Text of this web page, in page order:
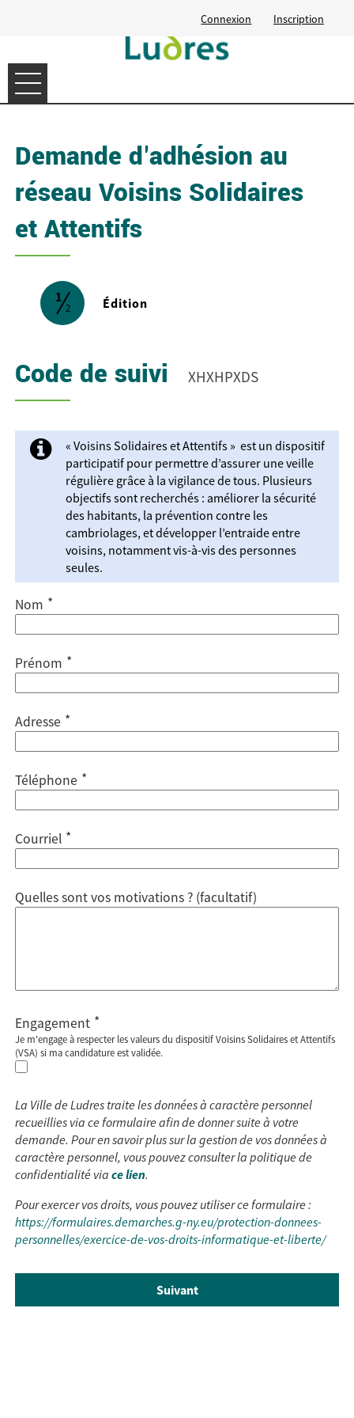
Connexion Inscription
Ouvrir le menu
Vos demandes
Contact
Demande d'adhésion au
réseau Voisins Solidaires
et Attentifs
Code de suivi XHXHPXDS
1
2 Édition(étape courante)
« Voisins Solidaires et Attentifs » est un dispositif
participatif pour permettre d’assurer une veille
régulière grâce à la vigilance de tous. Plusieurs
objectifs sont recherchés : améliorer la sécurité
des habitants, la prévention contre les
cambriolages, et développer l’entraide entre
voisins, notamment vis-à-vis des personnes
seules.
Nom *
Prénom *
Adresse *
Téléphone *
Courriel *
Quelles sont vos motivations ? (facultatif)
Engagement *
Je m'engage à respecter les valeurs du dispositif Voisins Solidaires et Attentifs
(VSA) si ma candidature est validée.
La Ville de Ludres traite les données à caractère personnel
recueillies via ce formulaire afin de donner suite à votre
demande. Pour en savoir plus sur la gestion de vos données à
caractère personnel, vous pouvez consulter la politique de
confidentialité viace lien.
Pour exercer vos droits, vous pouvez utiliser ce formulaire :
https://formulaires.demarches.g-ny.eu/protection-donnees-
personnelles/exercice-de-vos-droits-informatique-et-liberte/
Suivant